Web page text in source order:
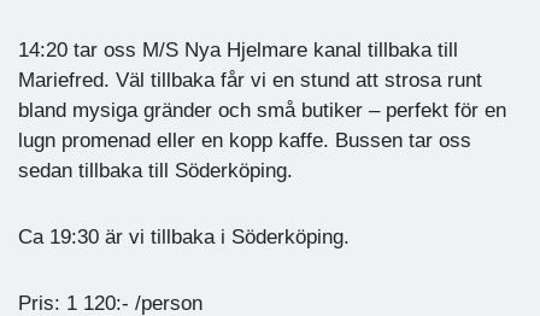
14:20 tar oss M/S Nya Hjelmare kanal tillbaka till
Mariefred. Väl tillbaka får vi en stund att strosa runt
bland mysiga gränder och små butiker – perfekt för en
lugn promenad eller en kopp kaffe. Bussen tar oss
sedan tillbaka till Söderköping.
Ca 19:30 är vi tillbaka i Söderköping.
Pris: 1 120:- /person